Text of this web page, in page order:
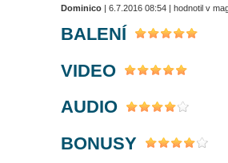
Dominico | 6.7.2016 08:54 | hodnotil v
BALENÍ
VIDEO
AUDIO
BONUSY